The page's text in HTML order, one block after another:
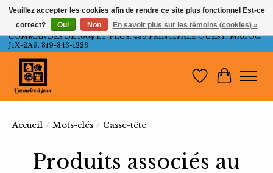
LIVRAISON GRATUITE AU QUÉBEC ET ONTARIO POUR LES
COMMANDES DE 100$ ET PLUS. 436 PRINCIPALE OUEST, MAGOG,
J1X-2A9. 819-843-1223
Liste dePanier
Accueil / Mots-clés / Casse-tête
Produits associés au
Veuillez accepter les cookies afin de rendre ce site plus fonctionnel Est-ce
correct?
Oui Non En savoir plus sur les témoins (cookies) »